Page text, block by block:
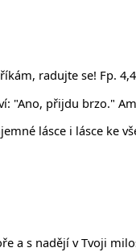
radujte se! Fp. 4,4
"Ano, přijdu brzo."
lásce i lásce ke
a s nadějí v Tvoji